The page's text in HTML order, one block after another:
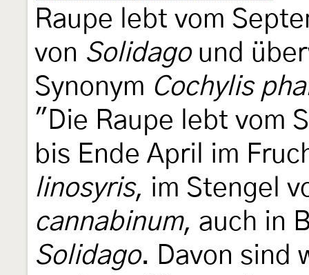
Raupe lebt vom
von Solidagound
Synonym Cochylis
"Die Raupe lebt vom
bis Ende April im
linosyris, im Stengel
cannabinum, auch in
Solidago. Davon sind